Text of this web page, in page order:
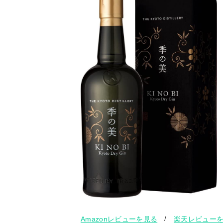
Amazonレビューを見る /楽天レビュー